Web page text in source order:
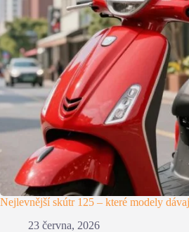
Nejlevnější skútr 125 – které modely
23 června, 2026